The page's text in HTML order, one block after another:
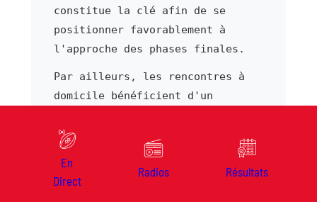
constitue la clé afin de se
positionner favorablement à
l'approche des phases finales.
Par ailleurs, les rencontres à
domicile bénéficient d'un
Par ailleurs, chaque déplacement
s'aborde avec l'ambition d'y
ramener des points, ce qui
En
Direct
Radios Résultats